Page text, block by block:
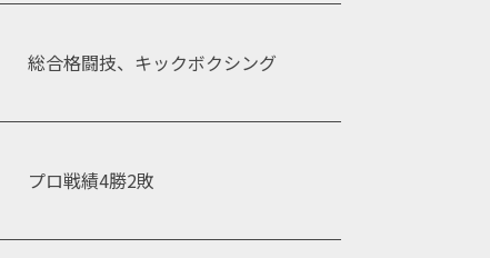
総合格闘技、キックボクシング
プロ戦績4勝2敗